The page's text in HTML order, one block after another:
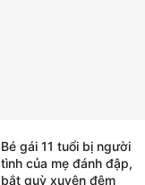
Bé gái 11 tuổi bị người
tình của mẹ đánh đập,
bắt quỳ xuyên đêm